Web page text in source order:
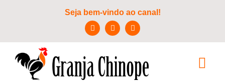
Seja bem-vindo ao canal!